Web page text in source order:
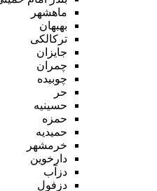
ماهشهر
بهبهان
ترکالکی
جایزان
چمران
چوبیده
حر
حسینیه
حمزه
حمیدیه
خرمشهر
دارخوین
دزآب
دزفول